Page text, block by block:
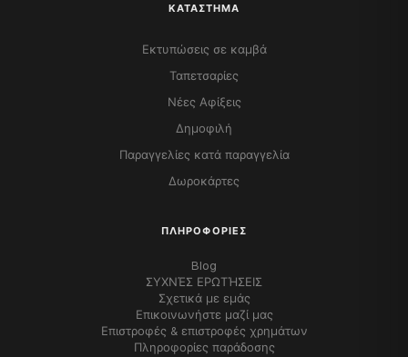
ΚΑΤΆΣΤΗΜΑ
Εκτυπώσεις σε καμβά
Ταπετσαρίες
Νέες Αφίξεις
Δημοφιλή
Παραγγελίες κατά παραγγελία
Δωροκάρτες
ΠΛΗΡΟΦΟΡΊΕΣ
Blog
ΣΥΧΝΈΣ ΕΡΩΤΉΣΕΙΣ
Σχετικά με εμάς
Επικοινωνήστε μαζί μας
Επιστροφές & επιστροφές χρημάτων
Πληροφορίες παράδοσης